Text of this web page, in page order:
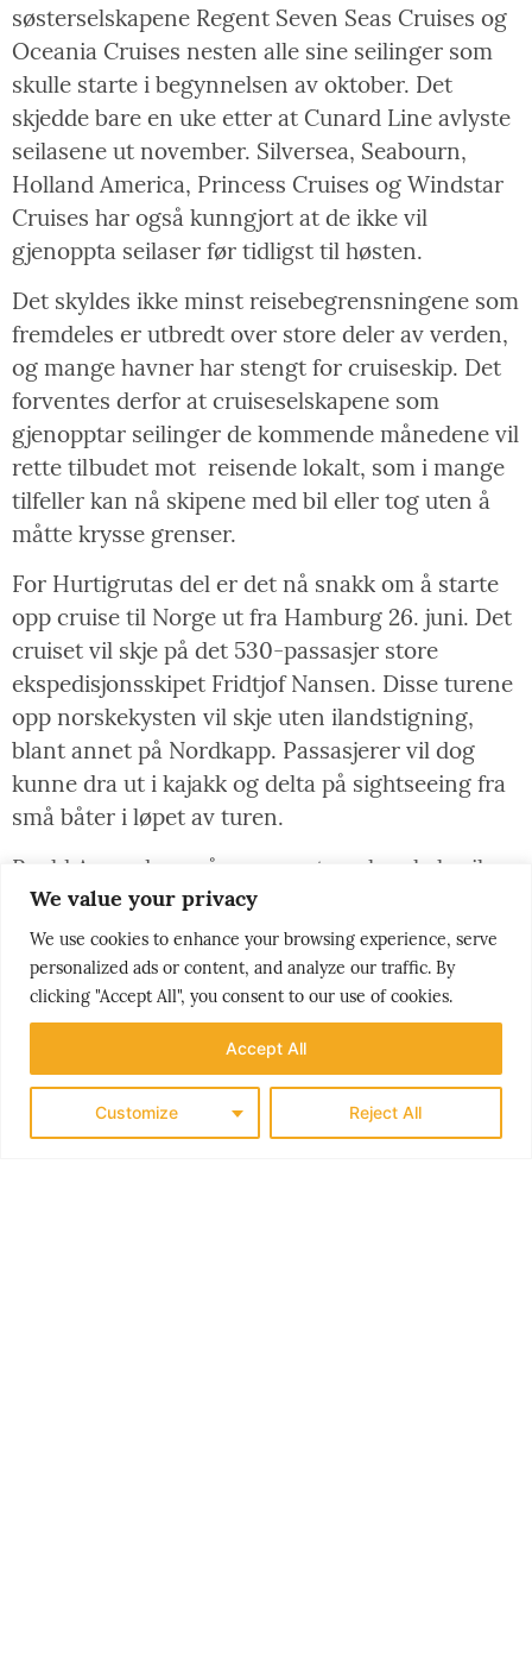
We value your privacy
We use cookies to enhance your browsing experience, serve
personalized ads or content, and analyze our traffic. By
clicking "Accept All", you consent to our use of cookies.
Customize Reject All
Accept All
søsterselskapene Regent Seven Seas Cruises og
Oceania Cruises nesten alle sine seilinger som
skulle starte i begynnelsen av oktober. Det
skjedde bare en uke etter at Cunard Line avlyste
seilasene ut november. Silversea, Seabourn,
Holland America, Princess Cruises og Windstar
Cruises har også kunngjort at de ikke vil
gjenoppta seilaser før tidligst til høsten.
Det skyldes ikke minst reisebegrensningene som
fremdeles er utbredt over store deler av verden,
og mange havner har stengt for cruiseskip. Det
forventes derfor at cruiseselskapene som
gjenopptar seilinger de kommende månedene vil
rette tilbudet mot reisende lokalt, som i mange
tilfeller kan nå skipene med bil eller tog uten å
måtte krysse grenser.
For Hurtigrutas del er det nå snakk om å starte
opp cruise til Norge ut fra Hamburg 26. juni. Det
cruiset vil skje på det 530-passasjer store
ekspedisjonsskipet Fridtjof Nansen. Disse turene
opp norskekysten vil skje uten ilandstigning,
blant annet på Nordkapp. Passasjerer vil dog
kunne dra ut i kajakk og delta på sightseeing fra
små båter i løpet av turen.
Roald Amundsen på samme størrelse skal seile
syv til 12 dagers seilaser fra Tromsø til Svalbard i
Arktis, med oppstart i juli.
Det er håp i hengende snøre, som de sier i nord,
og Hurtigruten kan således være agnet som
sakte, men sikkert får cruisebransjen i gang
igjen. ©